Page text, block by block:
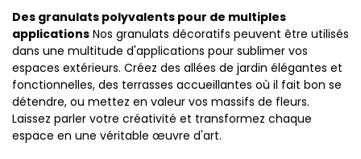
Des granulats polyvalents pour de multiples
applications Nos granulats décoratifs peuvent être utilisés
dans une multitude d'applications pour sublimer vos
espaces extérieurs. Créez des allées de jardin élégantes et
fonctionnelles, des terrasses accueillantes où il fait bon se
détendre, ou mettez en valeur vos massifs de fleurs.
Laissez parler votre créativité et transformez chaque
espace en une véritable œuvre d'art.